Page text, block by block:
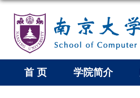
首 页 学院简介